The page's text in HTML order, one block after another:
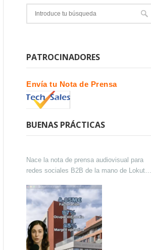
PATROCINADORES
Envía tu Nota de Prensa
BUENAS PRÁCTICAS
Nace la nota de prensa audiovisual para
redes sociales B2B de la mano de Lokutor